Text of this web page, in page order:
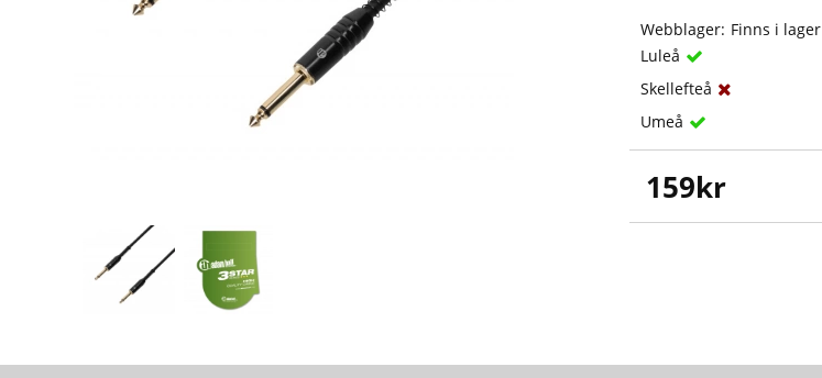
Webblager: Finns i lager
Luleå
Skellefteå
Umeå
159kr